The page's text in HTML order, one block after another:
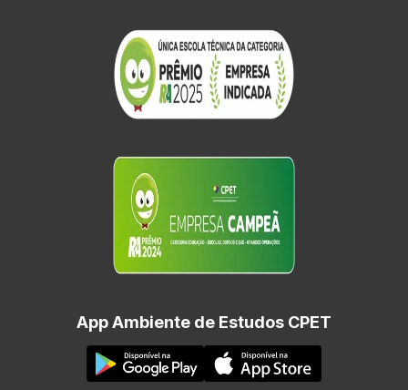
App Ambiente de Estudos CPET